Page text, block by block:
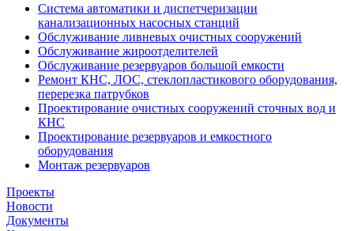
Система автоматики и диспетчеризации
канализационных насосных станций
Обслуживание ливневых очистных сооружений
Обслуживание жироотделителей
Обслуживание резервуаров большой емкости
Ремонт КНС, ЛОС, стеклопластикового оборудования,
перерезка патрубков
Проектирование очистных сооружений сточных вод и
КНС
Проектирование резервуаров и емкостного
оборудования
Монтаж резервуаров
Проекты
Новости
Документы